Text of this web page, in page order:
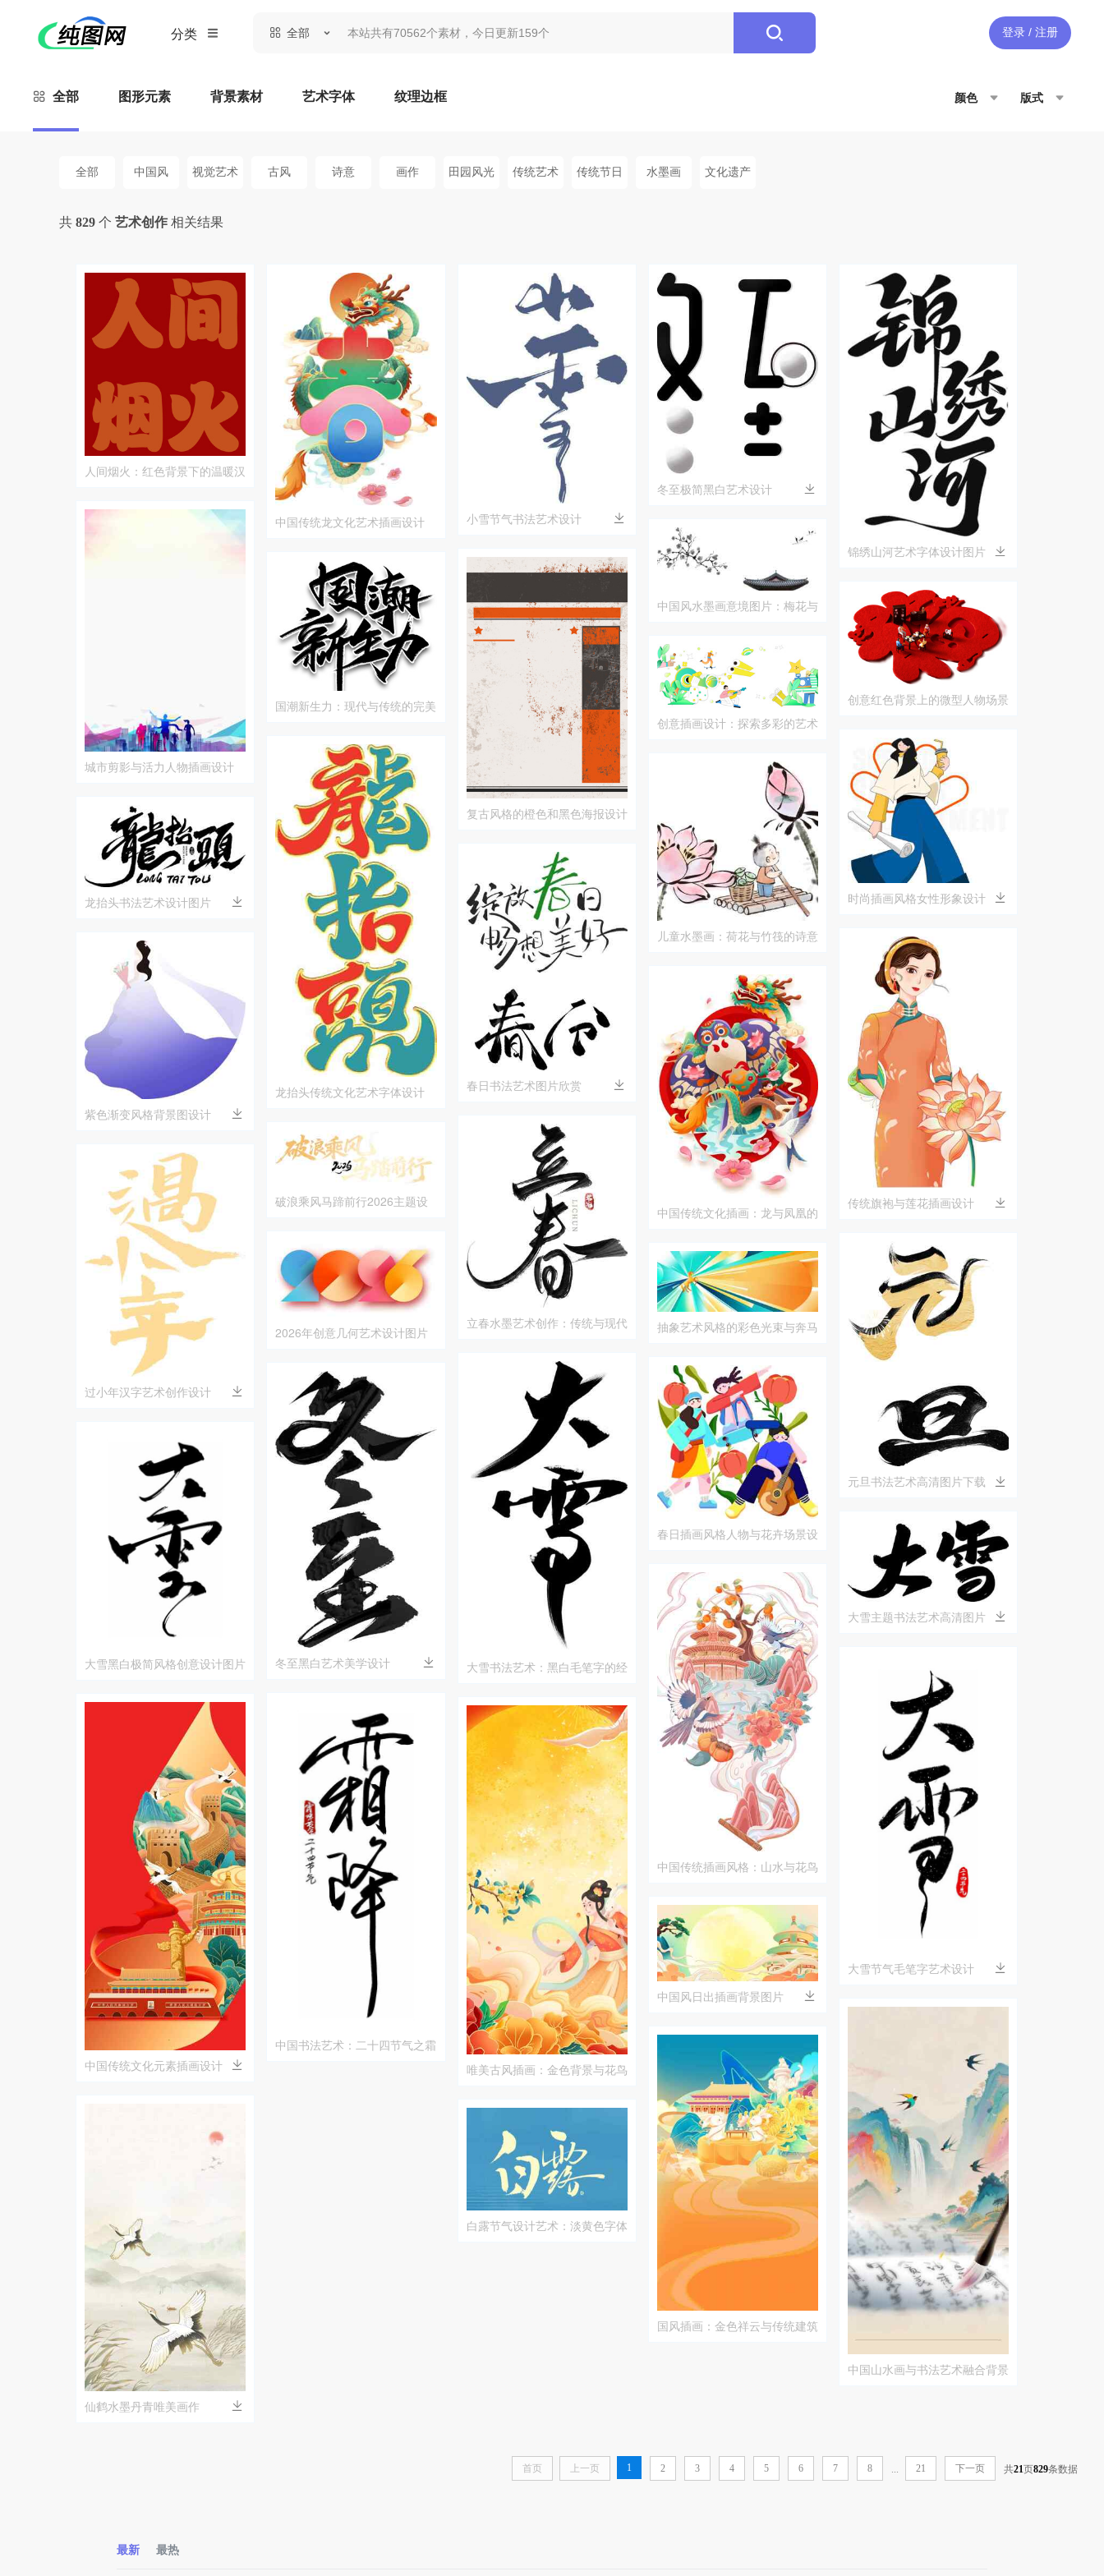
分类 全部 登录 / 注册
全部 图形元素 背景素材 艺术字体 纹理边框 颜色 版式
全部 中国风 视觉艺术 古风 诗意 画作 田园风光 传统艺术 传统节日 水墨画 文化遗产
共 829 个 艺术创作 相关结果
人间烟火：红色背景下的温暖汉
城市剪影与活力人物插画设计
龙抬头书法艺术设计图片
紫色渐变风格背景图设计
过小年汉字艺术创作设计
大雪黑白极简风格创意设计图片
中国传统文化元素插画设计
仙鹤水墨丹青唯美画作
中国传统龙文化艺术插画设计
国潮新生力：现代与传统的完美
龙抬头传统文化艺术字体设计
破浪乘风马蹄前行2026主题设
2026年创意几何艺术设计图片
冬至黑白艺术美学设计
中国书法艺术：二十四节气之霜
小雪节气书法艺术设计
复古风格的橙色和黑色海报设计
春日书法艺术图片欣赏
立春水墨艺术创作：传统与现代
大雪书法艺术：黑白毛笔字的经
唯美古风插画：金色背景与花鸟
白露节气设计艺术：淡黄色字体
冬至极简黑白艺术设计
中国风水墨画意境图片：梅花与
创意插画设计：探索多彩的艺术
儿童水墨画：荷花与竹筏的诗意
中国传统文化插画：龙与凤凰的
抽象艺术风格的彩色光束与奔马
春日插画风格人物与花卉场景设
中国传统插画风格：山水与花鸟
中国风日出插画背景图片
国风插画：金色祥云与传统建筑
锦绣山河艺术字体设计图片
创意红色背景上的微型人物场景
时尚插画风格女性形象设计
传统旗袍与莲花插画设计
元旦书法艺术高清图片下载
大雪主题书法艺术高清图片
大雪节气毛笔字艺术设计
中国山水画与书法艺术融合背景
首页 上一页 1 2 3 4 5 6 7 8 21 下一页 共21页829条数据
最新 最热